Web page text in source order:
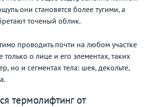
они становятся более тугими, а
точеный облик.
проводить почти на любом участке
только о лице и его элементах, таких
но и сегментах тела: шея, декольте,
термолифтинг от